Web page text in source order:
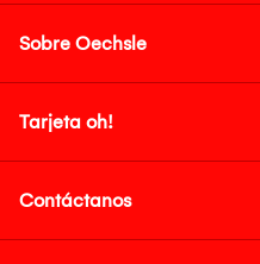
Sobre Oechsle
Tarjeta oh!
Contáctanos